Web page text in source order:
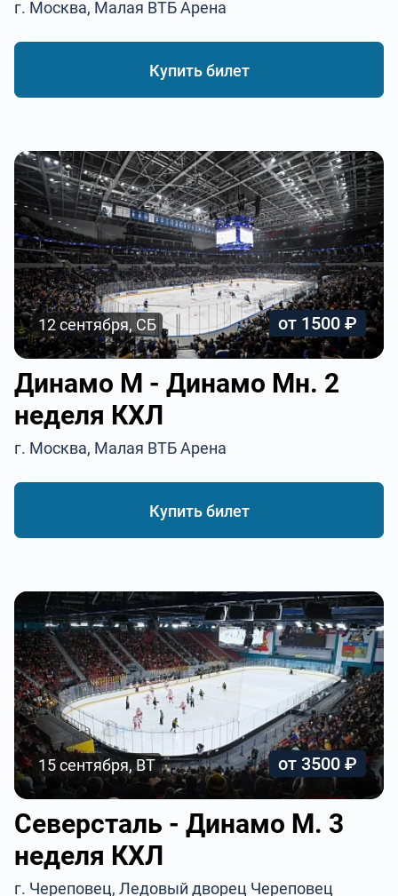
г. Москва, Малая ВТБ Арена
Купить билет
12 сентября, СБ от 1500 ₽
Динамо М - Динамо Мн. 2
неделя КХЛ
г. Москва, Малая ВТБ Арена
Купить билет
15 сентября, ВТ от 3500 ₽
Северсталь - Динамо М. 3
неделя КХЛ
г. Череповец, Ледовый дворец Череповец